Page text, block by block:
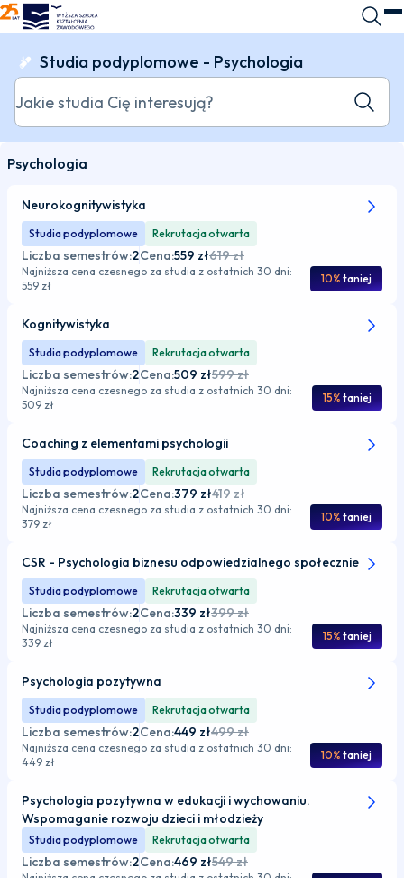
WSKZ - strona główna
Studia podyplomowe - Psychologia
Jakie studia Cię interesują?
Szukaj
Psychologia
Neurokognitywistyka
Studia podyplomowe Rekrutacja otwarta
Liczba semestrów:2Cena:559 zł619 zł
Najniższa cena czesnego za studia z ostatnich 30 dni:
559 zł
10% taniej
Kognitywistyka
Studia podyplomowe Rekrutacja otwarta
Liczba semestrów:2Cena:509 zł599 zł
Najniższa cena czesnego za studia z ostatnich 30 dni:
509 zł
15% taniej
Coaching z elementami psychologii
Studia podyplomowe Rekrutacja otwarta
Liczba semestrów:2Cena:379 zł419 zł
Najniższa cena czesnego za studia z ostatnich 30 dni:
379 zł
10% taniej
CSR - Psychologia biznesu odpowiedzialnego społecznie
Studia podyplomowe Rekrutacja otwarta
Liczba semestrów:2Cena:339 zł399 zł
Najniższa cena czesnego za studia z ostatnich 30 dni:
339 zł
15% taniej
Psychologia pozytywna
Studia podyplomowe Rekrutacja otwarta
Liczba semestrów:2Cena:449 zł499 zł
Najniższa cena czesnego za studia z ostatnich 30 dni:
449 zł
10% taniej
Psychologia pozytywna w edukacji i wychowaniu.
Wspomaganie rozwoju dzieci i młodzieży
Studia podyplomowe Rekrutacja otwarta
Liczba semestrów:2Cena:469 zł549 zł